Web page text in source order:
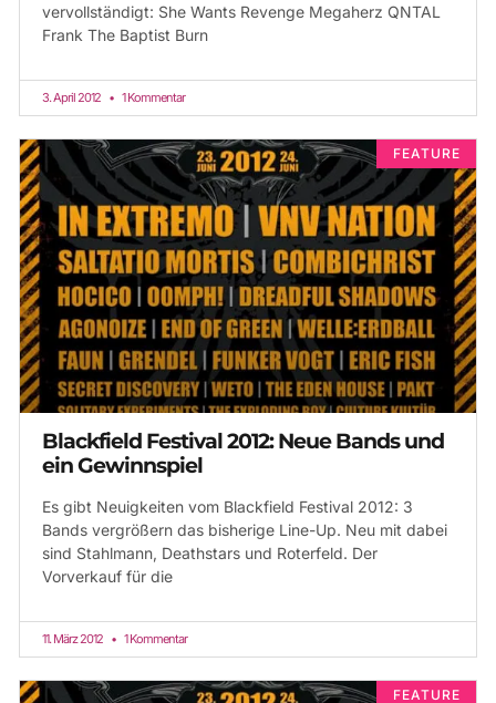
vervollständigt: She Wants Revenge Megaherz QNTAL
Frank The Baptist Burn
3. April 2012 1 Kommentar
FEATURE
Blackfield Festival 2012: Neue Bands und
ein Gewinnspiel
Es gibt Neuigkeiten vom Blackfield Festival 2012: 3
Bands vergrößern das bisherige Line-Up. Neu mit dabei
sind Stahlmann, Deathstars und Roterfeld. Der
Vorverkauf für die
11. März 2012 1 Kommentar
FEATURE